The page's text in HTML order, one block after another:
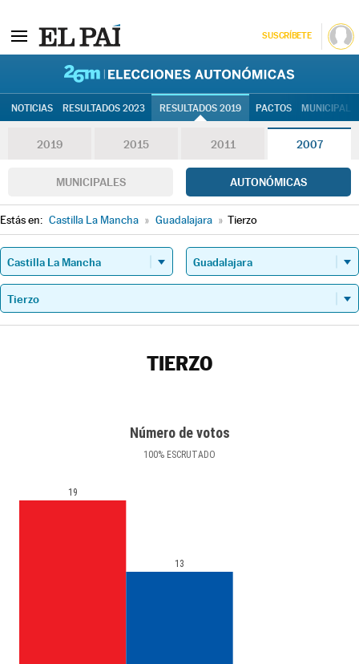
SUSCRÍBETE
NOTICIAS RESULTADOS 2023 RESULTADOS 2019 PACTOS
2019 2015 2011 2007
MUNICIPALES AUTONÓMICAS
Estás en: Castilla La Mancha » Guadalajara » Tierzo
TIERZO
Número de votos
100% ESCRUTADO
19
13